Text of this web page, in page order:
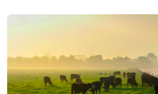
Euroclear parkeerde. De EU